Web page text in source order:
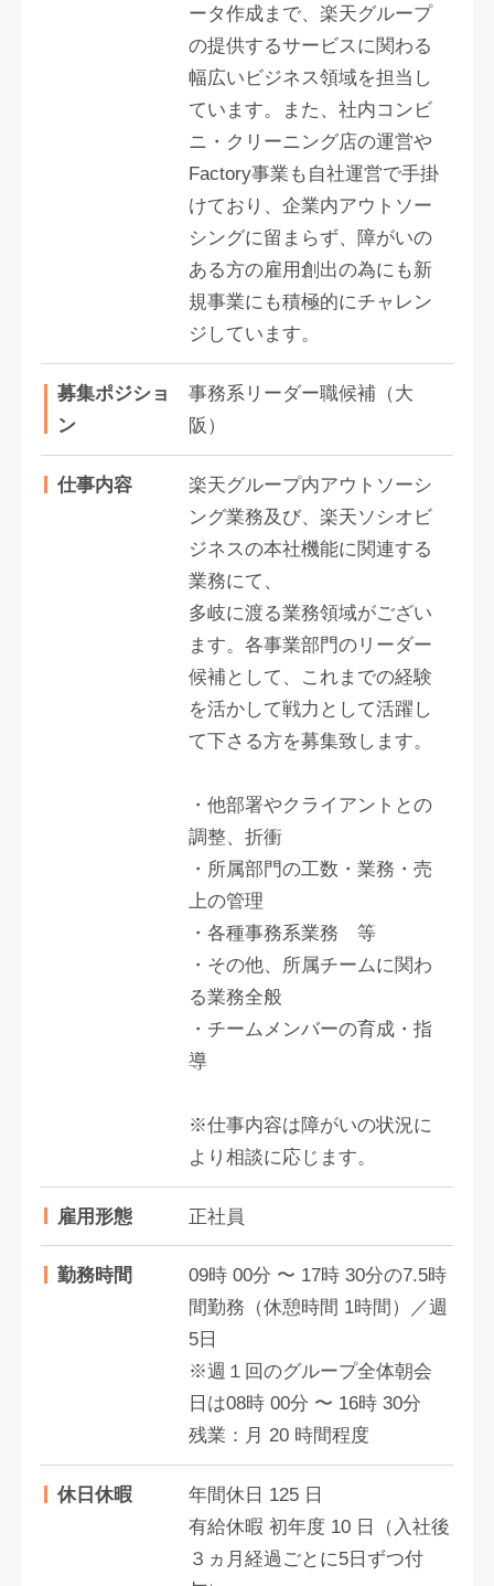
ータ作成まで、楽天グループ
の提供するサービスに関わる
幅広いビジネス領域を担当し
ています。また、社内コンビ
ニ・クリーニング店の運営や
Factory事業も自社運営で手掛
けており、企業内アウトソー
シングに留まらず、障がいの
ある方の雇用創出の為にも新
規事業にも積極的にチャレン
ジしています。
募集ポジショ
ン
事務系リーダー職候補（大
阪）
仕事内容
楽天グループ内アウトソーシ
ング業務及び、楽天ソシオビ
ジネスの本社機能に関連する
業務にて、
多岐に渡る業務領域がござい
ます。各事業部門のリーダー
候補として、これまでの経験
を活かして戦力として活躍し
て下さる方を募集致します。
・他部署やクライアントとの
調整、折衝
・所属部門の工数・業務・売
上の管理
・各種事務系業務 等
・その他、所属チームに関わ
る業務全般
・チームメンバーの育成・指
導
※仕事内容は障がいの状況に
より相談に応じます。
雇用形態 正社員
勤務時間
09時 00分 〜 17時 30分の7.5時
間勤務（休憩時間 1時間）／週
5日
※週１回のグループ全体朝会
日は08時 00分 〜 16時 30分
残業：月 20 時間程度
休日休暇
年間休日 125 日
有給休暇 初年度 10 日（入社後
３ヵ月経過ごとに5日ずつ付